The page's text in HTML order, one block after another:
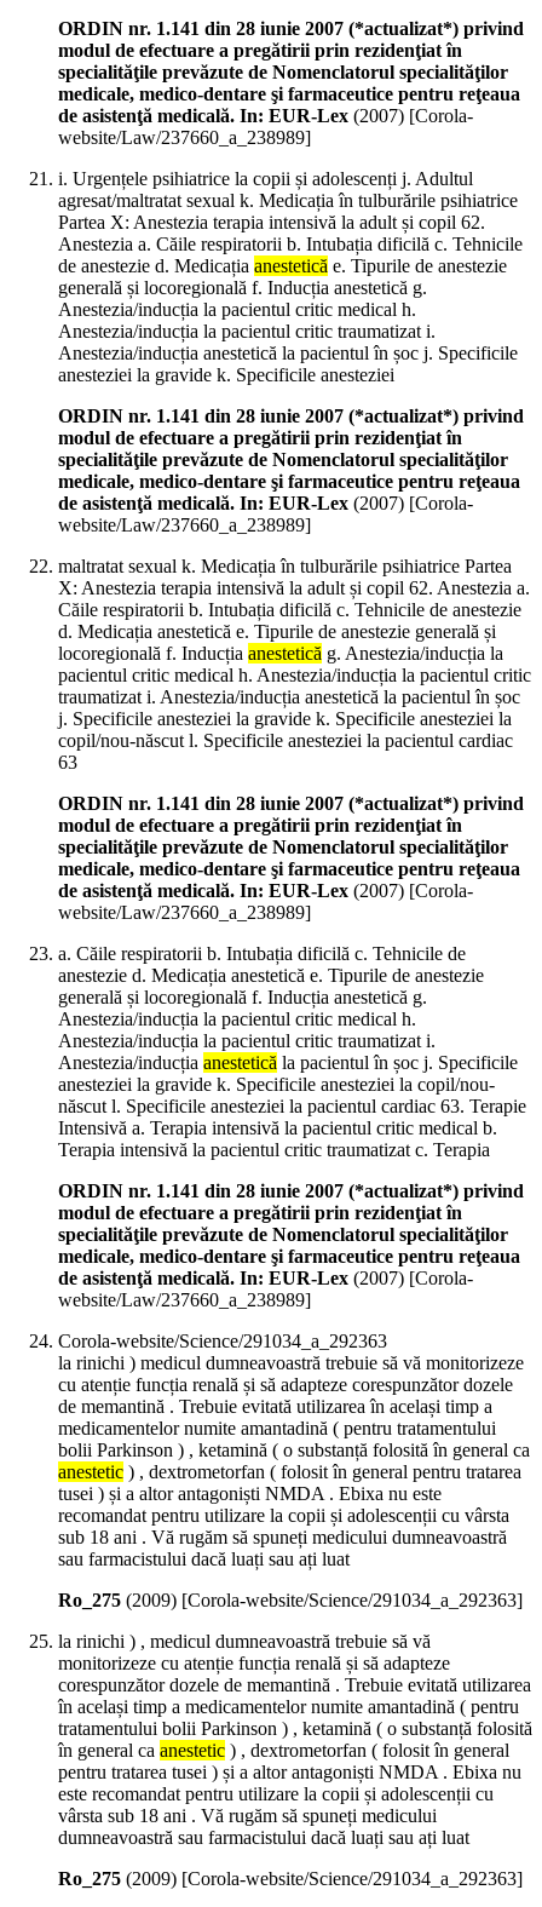
ORDIN nr. 1.141 din 28 iunie 2007 (*actualizat*) privind
modul de efectuare a pregătirii prin rezidenţiat în
specialităţile prevăzute de Nomenclatorul specialităţilor
medicale, medico-dentare şi farmaceutice pentru reţeaua
de asistenţă medicală. In: EUR-Lex (2007) [Corola-
website/Law/237660_a_238989]
i. Urgențele psihiatrice la copii și adolescenți j. Adultul
agresat/maltratat sexual k. Medicația în tulburările psihiatrice
Partea X: Anestezia terapia intensivă la adult și copil 62.
Anestezia a. Căile respiratorii b. Intubația dificilă c. Tehnicile
de anestezie d. Medicația anestetică e. Tipurile de anestezie
generală și locoregională f. Inducția anestetică g.
Anestezia/inducția la pacientul critic medical h.
Anestezia/inducția la pacientul critic traumatizat i.
Anestezia/inducția anestetică la pacientul în șoc j. Specificile
anesteziei la gravide k. Specificile anesteziei
ORDIN nr. 1.141 din 28 iunie 2007 (*actualizat*) privind
modul de efectuare a pregătirii prin rezidenţiat în
specialităţile prevăzute de Nomenclatorul specialităţilor
medicale, medico-dentare şi farmaceutice pentru reţeaua
de asistenţă medicală. In: EUR-Lex (2007) [Corola-
website/Law/237660_a_238989]
maltratat sexual k. Medicația în tulburările psihiatrice Partea
X: Anestezia terapia intensivă la adult și copil 62. Anestezia a.
Căile respiratorii b. Intubația dificilă c. Tehnicile de anestezie
d. Medicația anestetică e. Tipurile de anestezie generală și
locoregională f. Inducția anestetică g. Anestezia/inducția la
pacientul critic medical h. Anestezia/inducția la pacientul critic
traumatizat i. Anestezia/inducția anestetică la pacientul în șoc
j. Specificile anesteziei la gravide k. Specificile anesteziei la
copil/nou-născut l. Specificile anesteziei la pacientul cardiac
63
ORDIN nr. 1.141 din 28 iunie 2007 (*actualizat*) privind
modul de efectuare a pregătirii prin rezidenţiat în
specialităţile prevăzute de Nomenclatorul specialităţilor
medicale, medico-dentare şi farmaceutice pentru reţeaua
de asistenţă medicală. In: EUR-Lex (2007) [Corola-
website/Law/237660_a_238989]
a. Căile respiratorii b. Intubația dificilă c. Tehnicile de
anestezie d. Medicația anestetică e. Tipurile de anestezie
generală și locoregională f. Inducția anestetică g.
Anestezia/inducția la pacientul critic medical h.
Anestezia/inducția la pacientul critic traumatizat i.
Anestezia/inducția anestetică la pacientul în șoc j. Specificile
anesteziei la gravide k. Specificile anesteziei la copil/nou-
născut l. Specificile anesteziei la pacientul cardiac 63. Terapie
Intensivă a. Terapia intensivă la pacientul critic medical b.
Terapia intensivă la pacientul critic traumatizat c. Terapia
ORDIN nr. 1.141 din 28 iunie 2007 (*actualizat*) privind
modul de efectuare a pregătirii prin rezidenţiat în
specialităţile prevăzute de Nomenclatorul specialităţilor
medicale, medico-dentare şi farmaceutice pentru reţeaua
de asistenţă medicală. In: EUR-Lex (2007) [Corola-
website/Law/237660_a_238989]
Corola-website/Science/291034_a_292363
la rinichi ) medicul dumneavoastră trebuie să vă monitorizeze
cu atenție funcția renală și să adapteze corespunzător dozele
de memantină . Trebuie evitată utilizarea în același timp a
medicamentelor numite amantadină ( pentru tratamentului
bolii Parkinson ) , ketamină ( o substanță folosită în general ca
anestetic ) , dextrometorfan ( folosit în general pentru tratarea
tusei ) și a altor antagoniști NMDA . Ebixa nu este
recomandat pentru utilizare la copii și adolescenții cu vârsta
sub 18 ani . Vă rugăm să spuneți medicului dumneavoastră
sau farmacistului dacă luați sau ați luat
Ro_275 (2009) [Corola-website/Science/291034_a_292363]
la rinichi ) , medicul dumneavoastră trebuie să vă
monitorizeze cu atenție funcția renală și să adapteze
corespunzător dozele de memantină . Trebuie evitată utilizarea
în același timp a medicamentelor numite amantadină ( pentru
tratamentului bolii Parkinson ) , ketamină ( o substanță folosită
în general ca anestetic ) , dextrometorfan ( folosit în general
pentru tratarea tusei ) și a altor antagoniști NMDA . Ebixa nu
este recomandat pentru utilizare la copii și adolescenții cu
vârsta sub 18 ani . Vă rugăm să spuneți medicului
dumneavoastră sau farmacistului dacă luați sau ați luat
Ro_275 (2009) [Corola-website/Science/291034_a_292363]